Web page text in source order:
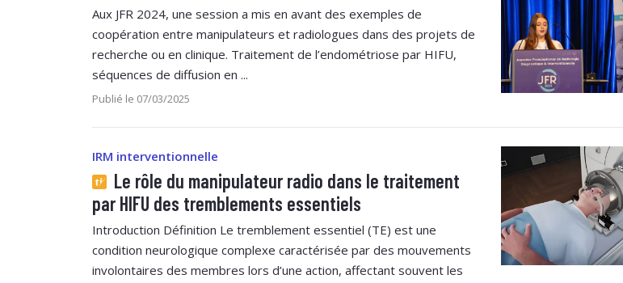
Aux JFR 2024, une session a mis en avant des exemples de
coopération entre manipulateurs et radiologues dans des projets de
recherche ou en clinique. Traitement de l’endométriose par HIFU,
séquences de diffusion en ...
Publié le 07/03/2025
IRM interventionnelle
Le rôle du manipulateur radio dans le traitement
par HIFU des tremblements essentiels
Introduction Définition Le tremblement essentiel (TE) est une
condition neurologique complexe caractérisée par des mouvements
involontaires des membres lors d’une action, affectant souvent les